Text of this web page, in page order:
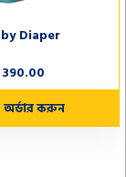
Diaper
390.00
অর্ডার করুন